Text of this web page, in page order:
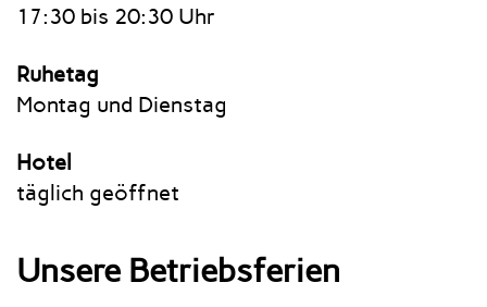
17:30 bis 20:30 Uhr
Ruhetag
Montag und Dienstag
Hotel
täglich geöffnet
Unsere Betriebsferien